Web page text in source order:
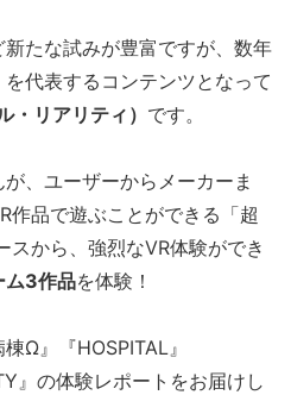
たな試みが豊富ですが、数年
代表するコンテンツとなって
・リアリティ） です。
、ユーザーからメーカーま
作品で遊ぶことができる「超
スから、強烈なVR体験ができ
ム3作品を体験！
Ω』『HOSPITAL』
』の体験レポートをお届けし